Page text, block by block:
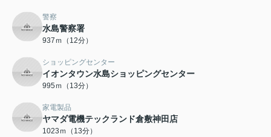
警察
水島警察署
937ｍ（12分）
ショッピングセンター
イオンタウン水島ショッピングセンター
995ｍ（13分）
家電製品
ヤマダ電機テックランド倉敷神田店
1023ｍ（13分）